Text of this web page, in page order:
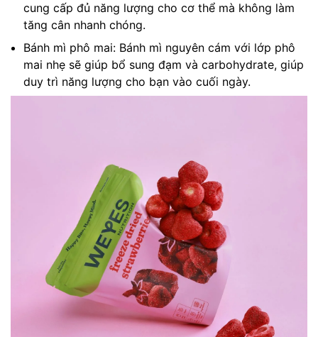
cung cấp đủ năng lượng cho cơ thể mà không làm
tăng cân nhanh chóng.
Bánh mì phô mai: Bánh mì nguyên cám với lớp phô
mai nhẹ sẽ giúp bổ sung đạm và carbohydrate, giúp
duy trì năng lượng cho bạn vào cuối ngày.